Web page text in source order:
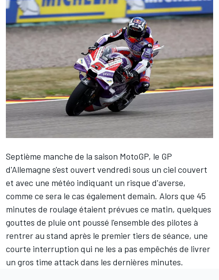
Septième manche de la saison MotoGP, le GP
d'Allemagne s'est ouvert vendredi sous un ciel couvert
et avec une météo indiquant un risque d'averse,
comme ce sera le cas également demain. Alors que 45
minutes de roulage étaient prévues ce matin, quelques
gouttes de pluie ont poussé l'ensemble des pilotes à
rentrer au stand après le premier tiers de séance, une
courte interruption qui ne les a pas empêchés de livrer
un gros time attack dans les dernières minutes.